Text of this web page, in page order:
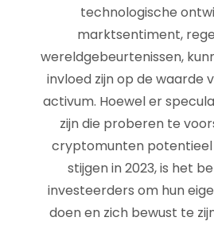
technologische
marktsentiment,
wereldgebeurtenissen,
invloed zijn op de waarde
activum. Hoewel er
zijn die proberen te
cryptomunten
stijgen in 2023, is het
investeerders om hun
doen en zich bewust te